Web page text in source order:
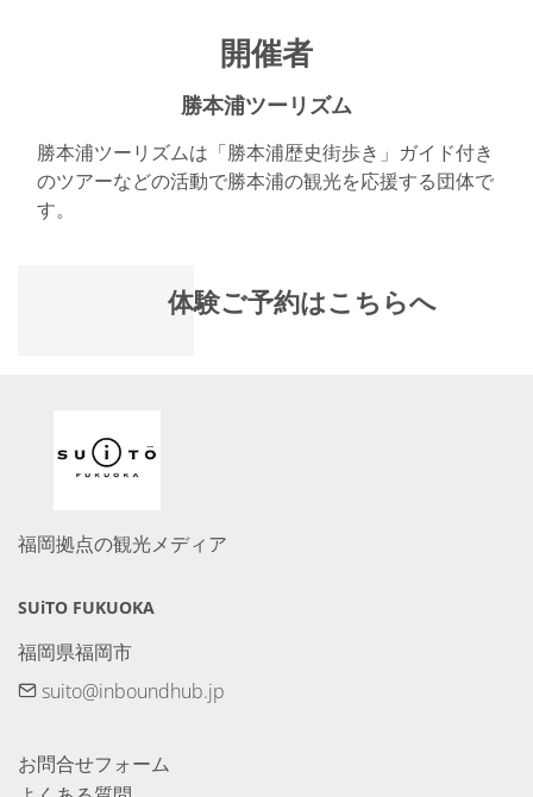
開催者
勝本浦ツーリズム
勝本浦ツーリズムは「勝本浦歴史街歩き」ガイド付き
のツアーなどの活動で勝本浦の観光を応援する団体で
す。
体験ご予約はこちらへ
福岡拠点の観光メディア
SUiTO FUKUOKA
福岡県福岡市
suito@inboundhub.jp
お問合せフォーム